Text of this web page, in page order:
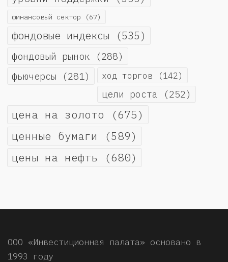
финансовый сектор (67)
фондовые индексы (535)
фондовый рынок (288)
фьючерсы (281) ход торгов (142)
цели роста (252)
цена на золото (675)
ценные бумаги (589)
цены на нефть (680)
ООО «Инвестиционная палата» основано в
1993 году